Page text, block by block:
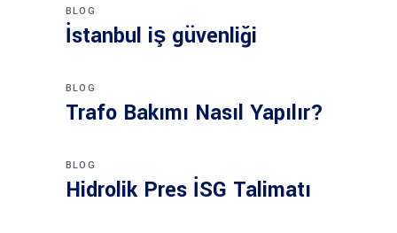
BLOG
İstanbul iş güvenliği
BLOG
Trafo Bakımı Nasıl Yapılır?
BLOG
Hidrolik Pres İSG Talimatı